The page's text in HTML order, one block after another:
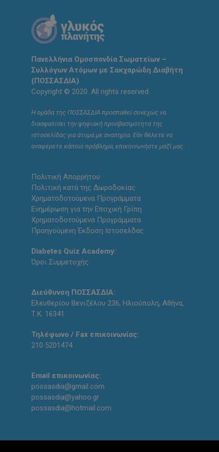
Πανελλήνια Ομοσπονδία Σωματείων –
Συλλόγων Ατόμων με Σακχαρώδη Διαβήτη
(ΠΟΣΣΑΣΔΙΑ)
Copyright © 2020. All rights reserved.
Η ομάδα της ΠΟΣΣΑΣΔΙΑ προσπαθεί συνεχώς να
διασφαλίσει την ψηφιακή προσβασιμότητα της
ιστοσελίδας για άτομα με αναπηρία. Εάν θέλετε να
αναφέρετε κάποιο πρόβλημα, επικοινωνήστε μαζί μας.
Πολιτική Απορρήτου
Πολιτική κατά της Δωροδοκίας
Χρηματοδοτούμενα Προγράμματα
Ενημέρωση για την Εποχική Γρίπη
Χρηματοδοτούμενα Προγράμματα
Προηγούμενη Έκδοση Ιστοσελδας
Diabetes Quiz Academy:
Όροι Συμμετοχής
Διεύθυνση ΠΟΣΣΑΣΔΙΑ:
Ελευθερίου Βενιζέλου 236, Ηλιούπολη, Αθήνα,
Τ.Κ. 16341
Τηλέφωνο / Fax επικοινωνίας:
210 5201474
Email επικοινωνίας:
possasdia@gmail.com
possasdia@yahoo.gr
possasdia@hotmail.com